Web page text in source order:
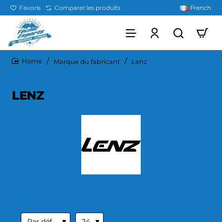
Favoris Comparer les produits French
Marque du fabricant Lenz
LENZ